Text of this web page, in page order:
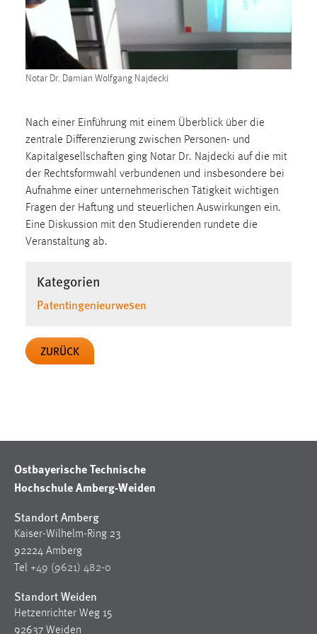
Notar Dr. Damian Wolfgang Najdecki
Nach einer Einführung mit einem Überblick über die
zentrale Differenzierung zwischen Personen- und
Kapitalgesellschaften ging Notar Dr. Najdecki auf die mit
der Rechtsformwahl verbundenen und insbesondere bei
Aufnahme einer unternehmerischen Tätigkeit wichtigen
Fragen der Haftung und steuerlichen Auswirkungen ein.
Eine Diskussion mit den Studierenden rundete die
Veranstaltung ab.
Kategorien
Patentingenieurwesen
ZURÜCK
Ostbayerische Technische
Hochschule Amberg-Weiden
Standort Amberg
Kaiser-Wilhelm-Ring 23
92224 Amberg
Tel +49 (9621) 482-0
Standort Weiden
Hetzenrichter Weg 15
92637 Weiden
1 Jahr
Performance
Name:
Zweck:
Für performante Seitenauslieferung wird in diesem Cookie
gespeichert, ob man eingeloggt ist.
Sprachpräferenz
Name:
site-language-preference
Das Cookie speichert die gewählte Sprache der Website.
Cookie Laufzeit:
Chat
Wird benötigt um die Chatfunktion nutzen zu können.
Cookie Laufzeit:
5e9dbeb1811c0446 = Sitzungslaufzeit, mibew_locale = 3
Jahre, MIBEW_UserID = 1 Jahr
Login
Name:
fe_user, be_user, be_lastLoginProvider